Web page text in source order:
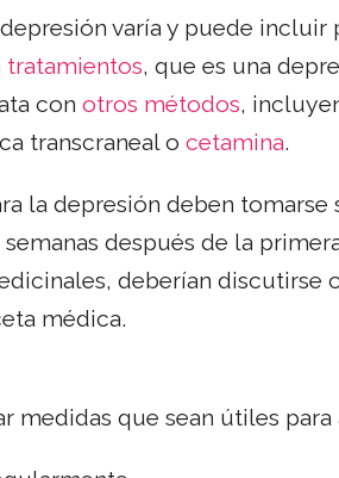
varía y puede
tratamientos, que es una
con otros métodos,
transcraneal o cetamina.
la depresión deben
después de la
deberían discutirse
médica.
medidas que sean útiles